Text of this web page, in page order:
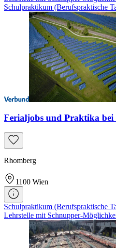
Schulpraktikum (Berufspraktische
Ferialjobs und Praktika bei
Rhomberg
1100 Wien
Schulpraktikum (Berufspraktische
Lehrstelle mit Schnupper-